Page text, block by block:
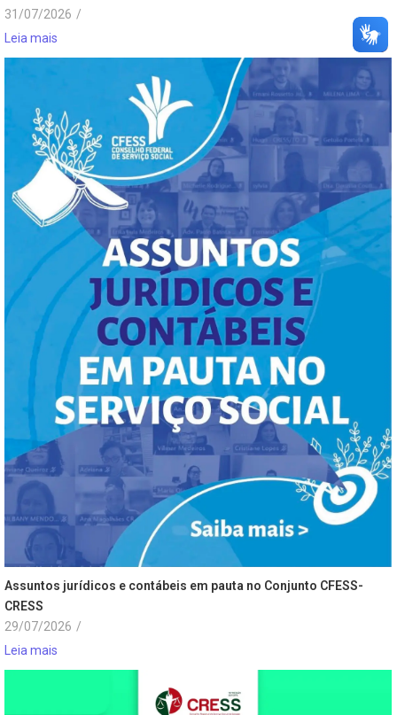
31/07/2026 /
Leia mais
Assuntos jurídicos e contábeis em pauta no Conjunto CFESS-
CRESS
29/07/2026 /
Leia mais